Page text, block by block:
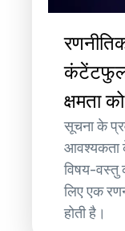
कंटेंटफुल
क्षमता
सूचना के
आवश्यकता
विषय-वस्तु
लिए एक
होती है।